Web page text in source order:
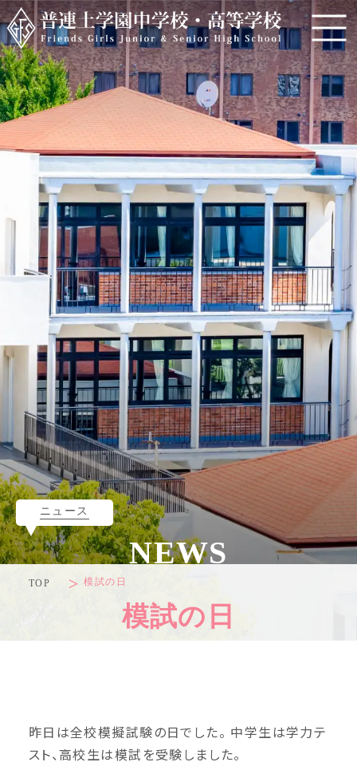
TOP 模試の日
模試の日
NEWS
ニュース
昨日は全校模擬試験の日でした。 中学生は学力テ
スト、高校生は模試を受験しました。